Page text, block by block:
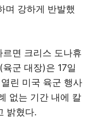
며 강하게 반발했
면 크리스 도나휴
군 대장)은 17일
린 미국 육군 행사
없는 기간 내에 칼
밝혔다.